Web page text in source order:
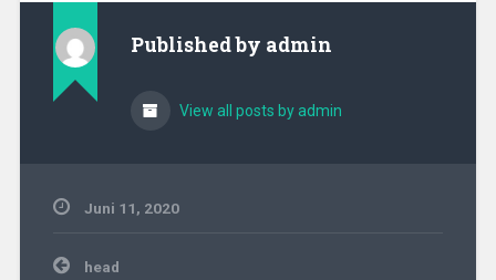
Published by admin
View all posts by admin
Juni 11, 2020
Beitragsnavigation
head